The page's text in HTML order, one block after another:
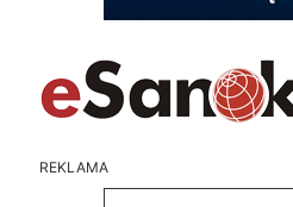
REKLAMA